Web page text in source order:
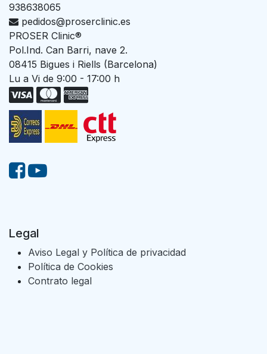
938638065
pedidos@proserclinic.es
PROSER Clinic®
Pol.Ind. Can Barri, nave 2.
08415 Bigues i Riells (Barcelona)
Lu a Vi de 9:00 - 17:00 h
Legal
Aviso Legal y Política de privacidad
Política de Cookies
Contrato legal